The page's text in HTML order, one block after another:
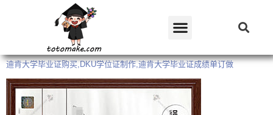
迪肯大学毕业证购买,DKU学位证制作,迪肯大学毕业证成绩单订做